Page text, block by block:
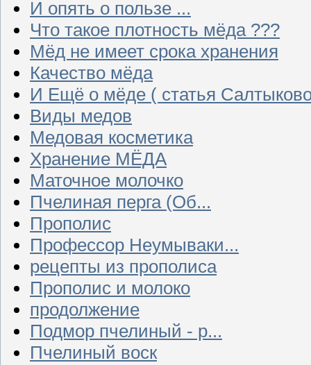
И опять о пользе ...
Что такое плотность мёда ???
Мёд не имеет срока хранения
Качество мёда
И Ещё о мёде ( статья
Виды медов
Медовая косметика
Хранение МЁДА
Маточное молочко
Пчелиная перга (Об...
Прополис
Профессор Неумываки...
рецепты из прополиса
Прополис и молоко
продолжение
Подмор пчелиный - р...
Пчелиный воск